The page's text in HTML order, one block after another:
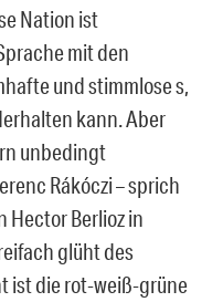
Nation ist
mit den
und stimmlose s,
kann. Aber
unbedingt
Rákóczi – sprich
Hector Berlioz in
glüht des
ist die rot-weiß-grüne